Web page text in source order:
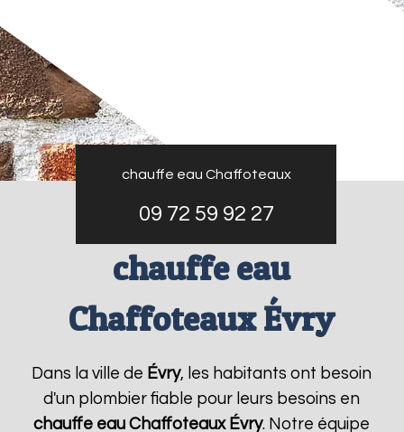
chauffe eau Chaffoteaux
09 72 59 92 27
chauffe eau
Chaffoteaux Évry
Dans la ville de Évry, les habitants ont besoin
d'un plombier fiable pour leurs besoins en
chauffe eau Chaffoteaux Évry. Notre équipe